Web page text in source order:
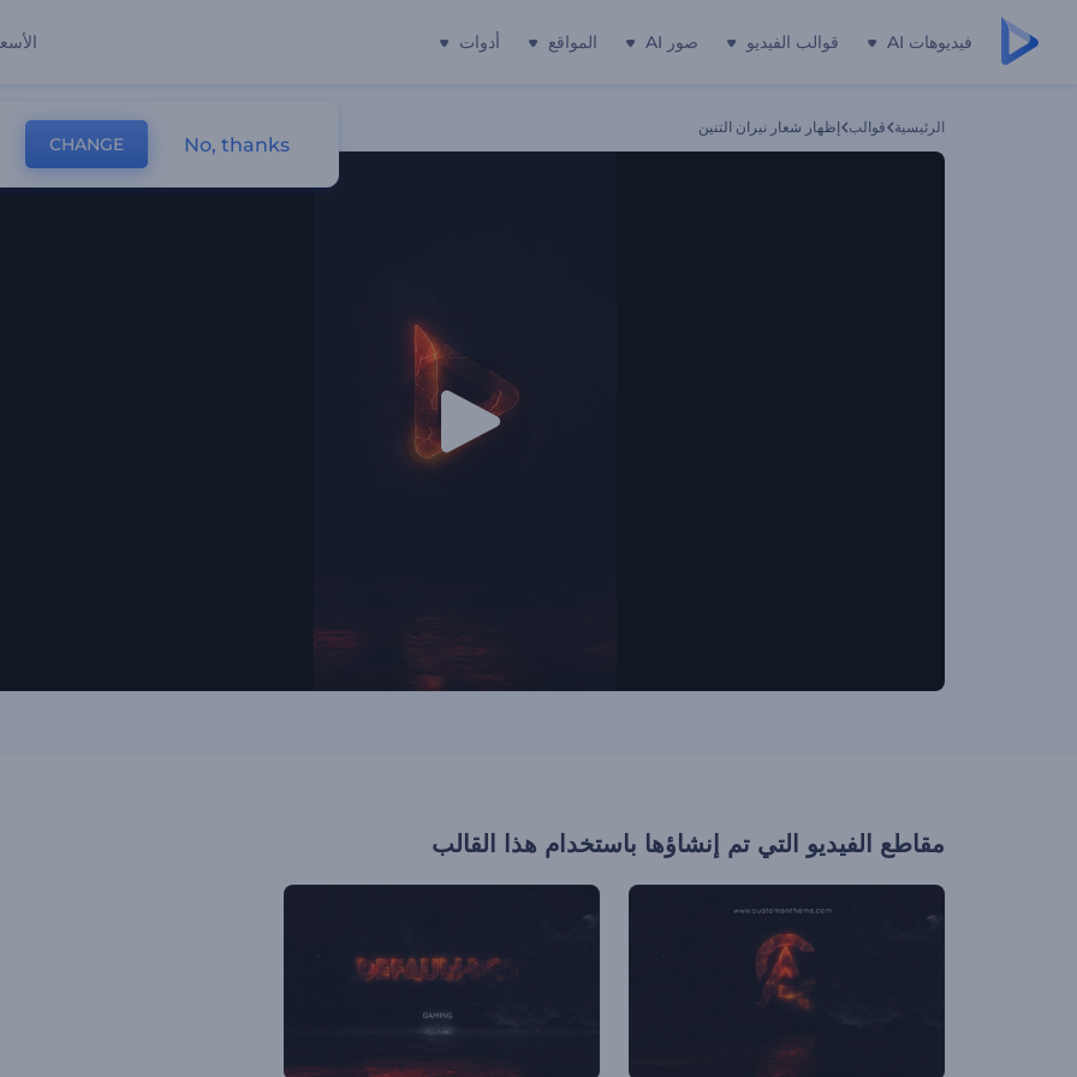
فيديوهات AI قوالب الفيديو صور AI المواقع أدوات
الرئيسية قوالب إظهار شعار نيران التنين
مقاطع الفيديو التي تم إنشاؤها باستخدام هذا القالب
CHANGE No, thanks